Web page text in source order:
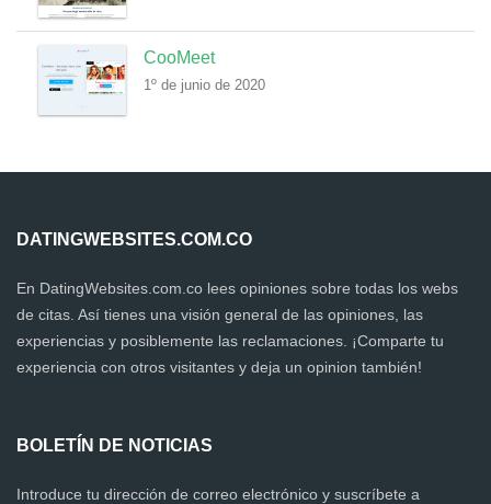
CooMeet
1º de junio de 2020
DATINGWEBSITES.COM.CO
En DatingWebsites.com.co lees opiniones sobre todas los webs
de citas. Así tienes una visión general de las opiniones, las
experiencias y posiblemente las reclamaciones. ¡Comparte tu
experiencia con otros visitantes y deja un opinion también!
BOLETÍN DE NOTICIAS
Introduce tu dirección de correo electrónico y suscríbete a